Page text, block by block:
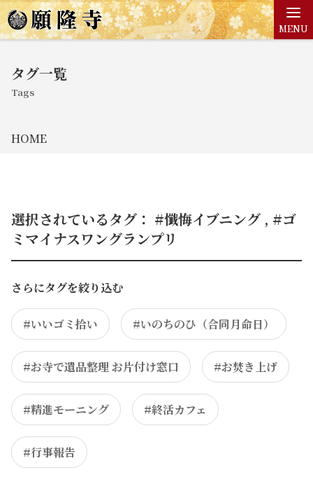
MENU
タグ一覧
Tags
HOME
選択されているタグ： #懺悔イブニング , #ゴ
ミマイナスワングランプリ
さらにタグを絞り込む
#いいゴミ拾い #いのちのひ（合同月命日）
#お寺で遺品整理 お片付け窓口 #お焚き上げ
#精進モーニング #終活カフェ
#行事報告